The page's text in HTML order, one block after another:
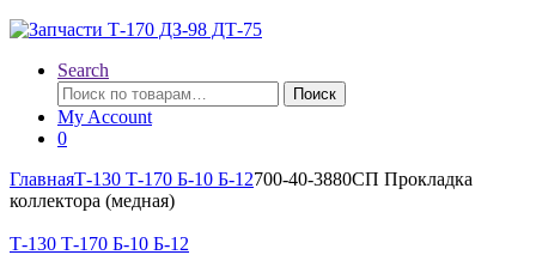
Search
Искать:
Поиск
My Account
0
ГлавнаяТ-130 Т-170 Б-10 Б-12700-40-3880СП Прокладка
коллектора (медная)
Т-130 Т-170 Б-10 Б-12